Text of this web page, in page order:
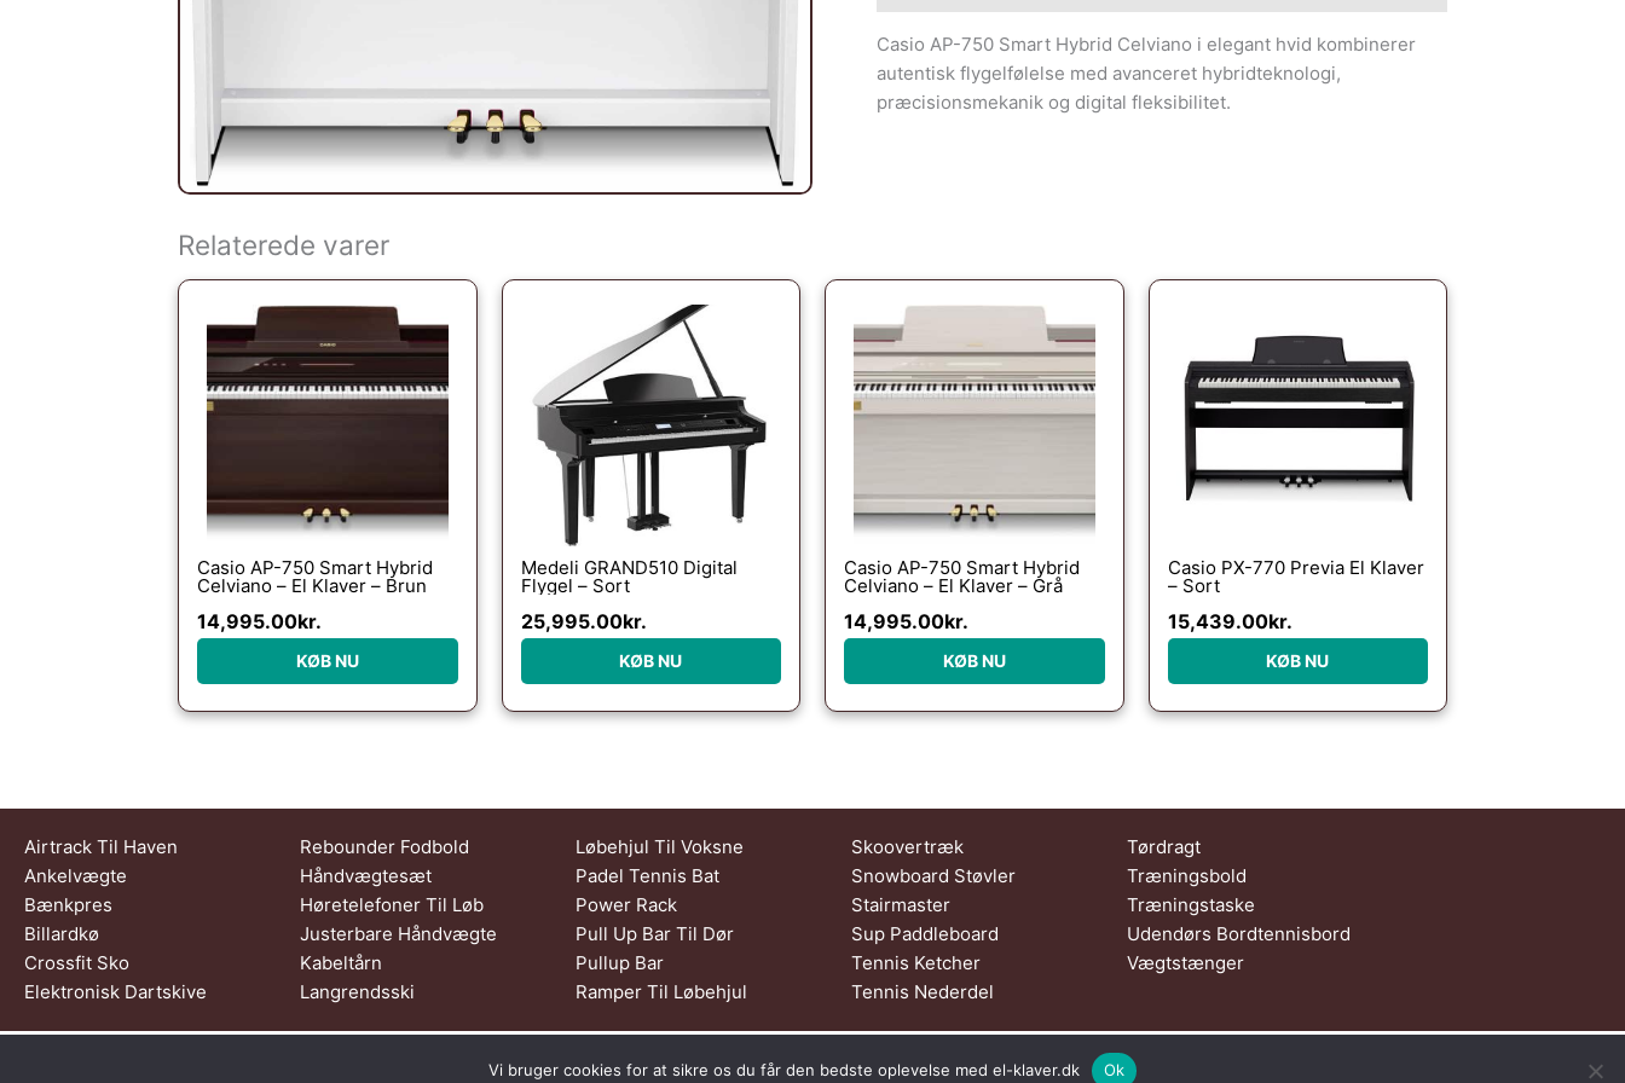
Casio AP-750 Smart Hybrid Celviano i elegant hvid kombinerer
autentisk flygelfølelse med avanceret hybridteknologi,
præcisionsmekanik og digital fleksibilitet.
Relaterede varer
Casio AP-750 Smart Hybrid
Celviano – El Klaver – Brun
14,995.00kr.
KØB NU
Medeli GRAND510 Digital
Flygel – Sort
25,995.00kr.
KØB NU
Casio AP-750 Smart Hybrid
Celviano – El Klaver – Grå
14,995.00kr.
KØB NU
Casio PX-770 Previa El Klaver
– Sort
15,439.00kr.
KØB NU
Airtrack Til Haven
Ankelvægte
Bænkpres
Billardkø
Crossfit Sko
Elektronisk Dartskive
Rebounder Fodbold
Håndvægtesæt
Høretelefoner Til Løb
Justerbare Håndvægte
Kabeltårn
Langrendsski
Løbehjul Til Voksne
Padel Tennis Bat
Power Rack
Pull Up Bar Til Dør
Pullup Bar
Ramper Til Løbehjul
Skoovertræk
Snowboard Støvler
Stairmaster
Sup Paddleboard
Tennis Ketcher
Tennis Nederdel
Tørdragt
Træningsbold
Træningstaske
Udendørs Bordtennisbord
Vægtstænger
Dette medie ejes og drives af Tropic Traffic LLC-FZ | The Meydan Hotel, Grandstand, 6th floor, Nad Al Sheba | Dubai | UAE
Vi bruger cookies for at sikre os du får den bedste oplevelse med el-klaver.dk Ok